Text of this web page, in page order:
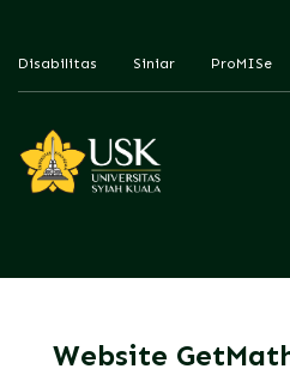
Disabilitas Siniar ProMISe
Website